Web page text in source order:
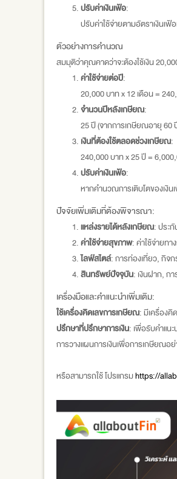
ปรับค่าเงินเฟ้อ:
ปรับค่าใช้จ่ายตามอัตราเงินเ
ตัวอย่างการคำนวณ
สมมุติว่าคุณคาดว่าจะต้องใช้เงิน
ค่าใช้จ่ายต่อปี:
20,000 บาท x 12 เดือน =
จำนวนปีหลังเกษียณ:
25 ปี (จากการเกษียณอายุ 60
เงินที่ต้องใช้ตลอดช่วงเกษียณ:
240,000 บาท x 25 ปี =
ปรับค่าเงินเฟ้อ:
หากคำนวณการเติบโตของเงิ
ปัจจัยเพิ่มเติมที่ต้องพิจารณา:
แหล่งรายได้หลังเกษียณ: ประ
ค่าใช้จ่ายสุขภาพ: ค่าใช้จ่ายท
ไลฟ์สไตล์: การท่องเที่ยว, กิจ
สินทรัพย์ปัจจุบัน: เงินฝาก, ก
เครื่องมือและคำแนะนำเพิ่มเติม:
ใช้เครื่องคิดเลขการเกษียณ: มีเครื่อง
ปรึกษาที่ปรึกษาการเงิน: เพื่อรับคำแน
การวางแผนการเงินเพื่อการเกษียณ
หรือสามารถใช้ โปรแกรมhttps://